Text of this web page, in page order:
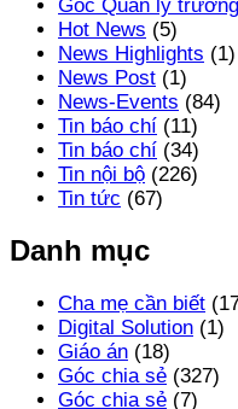
Góc Quản lý trường
Hot News (5)
News Highlights (1)
News Post (1)
News-Events (84)
Tin báo chí (11)
Tin báo chí (34)
Tin nội bộ (226)
Tin tức (67)
Danh mục
Cha mẹ cần biết
Digital Solution (1)
Giáo án (18)
Góc chia sẻ (327)
Góc chia sẻ (7)